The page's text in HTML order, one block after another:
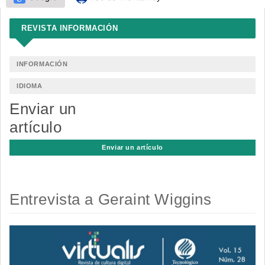
REVISTA INFORMACIÓN
INFORMACIÓN
IDIOMA
Enviar un
artículo
Enviar un artículo
Entrevista a Geraint Wiggins